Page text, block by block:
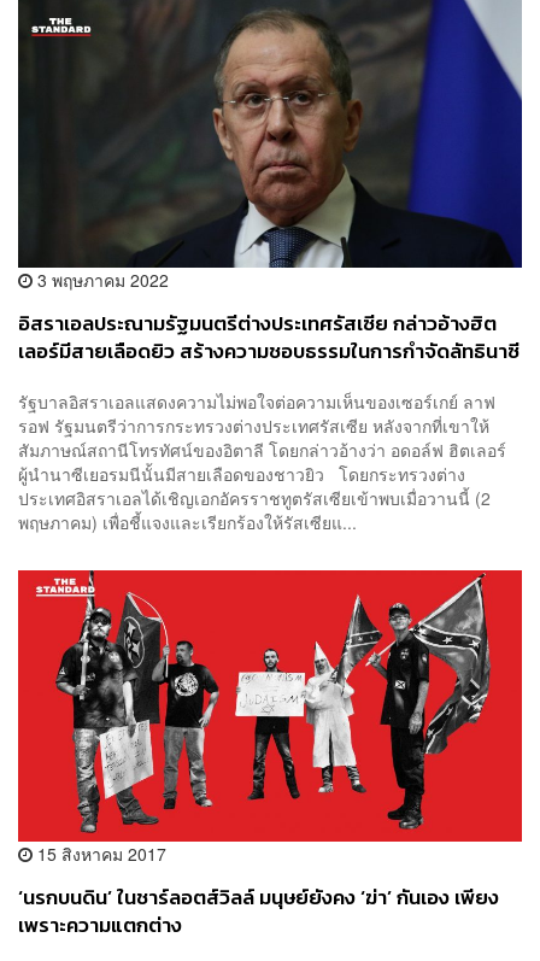
3 พฤษภาคม 2022
อิสราเอลประณามรัฐมนตรีต่างประเทศรัสเซีย กล่าวอ้างฮิต
เลอร์มีสายเลือดยิว สร้างความชอบธรรมในการกำจัดลัทธินาซี
รัฐบาลอิสราเอลแสดงความไม่พอใจต่อความเห็นของเซอร์เกย์ ลาฟ
รอฟ รัฐมนตรีว่าการกระทรวงต่างประเทศรัสเซีย หลังจากที่เขาให้
สัมภาษณ์สถานีโทรทัศน์ของอิตาลี โดยกล่าวอ้างว่า อดอล์ฟ ฮิตเลอร์
ผู้นำนาซีเยอรมนีนั้นมีสายเลือดของชาวยิว โดยกระทรวงต่าง
ประเทศอิสราเอลได้เชิญเอกอัครราชทูตรัสเซียเข้าพบเมื่อวานนี้ (2
พฤษภาคม) เพื่อชี้แจงและเรียกร้องให้รัสเซียแ...
15 สิงหาคม 2017
‘นรกบนดิน’ ในชาร์ลอตส์วิลล์ มนุษย์ยังคง ‘ฆ่า’ กันเอง เพียง
เพราะความแตกต่าง